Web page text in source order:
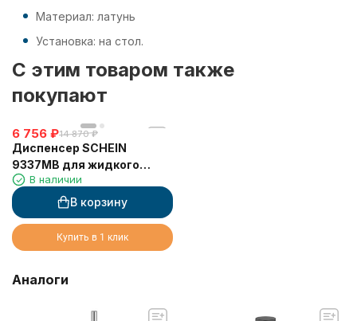
Материал: латунь
Установка: на стол.
C этим товаром также
покупают
6 756 ₽14 870 ₽
Диспенсер SCHEIN
9337MB для жидкого
мыла настольный черный
В наличии
В корзину
Купить в 1 клик
Аналоги